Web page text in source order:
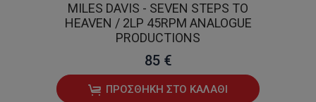
MILES DAVIS - SEVEN STEPS TO
HEAVEN / 2LP 45RPM ANALOGUE
PRODUCTIONS
85 €
ΠΡΟΣΘΉΚΗ ΣΤΟ ΚΑΛΆΘΙ